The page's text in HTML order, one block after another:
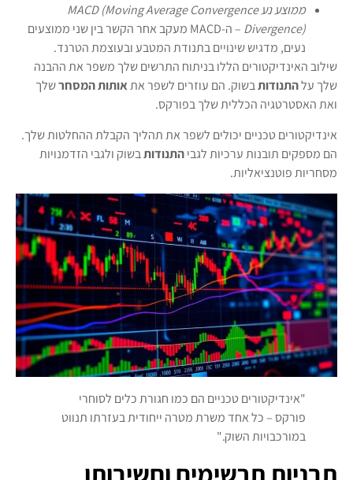
ממוצע נע MACD (Moving Average Convergence
Divergence)
– ה-MACD מעקב אחר הקשר בין שני ממוצעים
נעים, מדגיש שינויים בתנודת המטבע ובעוצמת הטרנד.
שילוב האינדיקטורים הללו בניתוח התרשים שלך משפר את ההבנה
שלך עלהתנודותבשוק. הם עוזרים לשפר אתאותות המסחרשלך
ואת האסטרטגיה הכללית שלך בפורקס.
אינדיקטורים טכניים יכולים לשפר את תהליך הקבלת ההחלטות שלך.
הם מספקים תובנות ערכיות לגביהתנודותבשוק ולגבי הזדמנויות
מסחריות פוטנציאליות.
"אינדיקטורים טכניים הם כמו חגורת כלים לסוחרי
פורקס – כל אחד משרת מטרה ייחודית בעזרתו תנווט
במורכבויות השוק."